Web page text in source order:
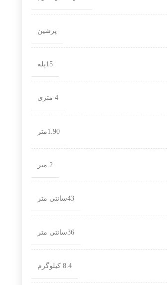
پرشین
15پله
4 متری
1.90متر
2 متر
43سانتی متر
36سانتی متر
8.4 کیلوگرم